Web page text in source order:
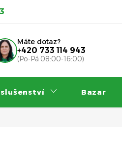
vozík
Máte dotaz?
+420 733 114 943
(Po-Pá 08:00-16:00)
Bazar